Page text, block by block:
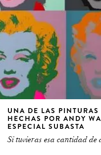
UNA DE LAS
HECHAS POR ANDY
ESPECIAL SUBASTA
Si tuvieras esa cantidad